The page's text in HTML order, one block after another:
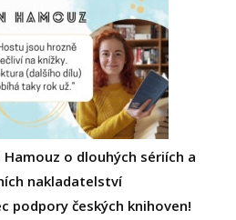
Hamouz o dlouhých sériích a
nakladatelství
podpory českých knihoven!